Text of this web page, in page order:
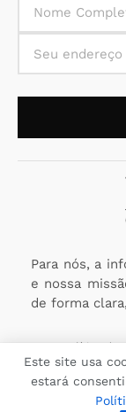
Para nós, a
e nossa
de forma
Política de
Política
Copyright ©
Todos os
Este site usa
estará